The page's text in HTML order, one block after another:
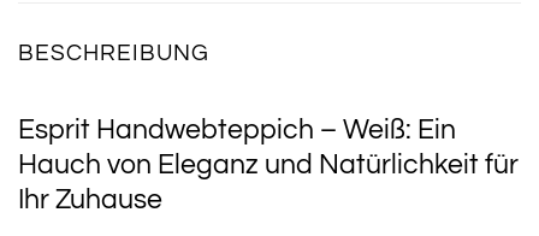
BESCHREIBUNG
Esprit Handwebteppich – Weiß: Ein
Hauch von Eleganz und Natürlichkeit für
Ihr Zuhause